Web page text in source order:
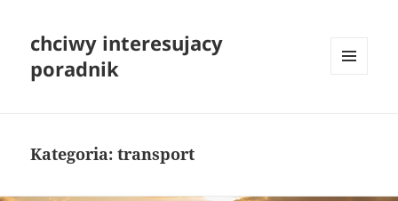
chciwy interesujacy
poradnik
Kategoria:transport